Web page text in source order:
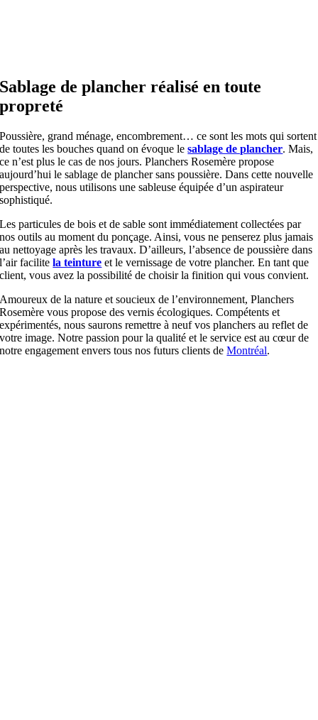
Sablage de plancher réalisé en toute
propreté
Poussière, grand ménage, encombrement… ce sont les mots qui sortent
de toutes les bouches quand on évoque lesablage de plancher. Mais,
ce n’est plus le cas de nos jours. Planchers Rosemère propose
aujourd’hui le sablage de plancher sans poussière. Dans cette nouvelle
perspective, nous utilisons une sableuse équipée d’un aspirateur
sophistiqué.
Les particules de bois et de sable sont immédiatement collectées par
nos outils au moment du ponçage. Ainsi, vous ne penserez plus jamais
au nettoyage après les travaux. D’ailleurs, l’absence de poussière dans
l’air facilitela teinture et le vernissage de votre plancher. En tant que
client, vous avez la possibilité de choisir la finition qui vous convient.
Amoureux de la nature et soucieux de l’environnement, Planchers
Rosemère vous propose des vernis écologiques. Compétents et
expérimentés, nous saurons remettre à neuf vos planchers au reflet de
votre image. Notre passion pour la qualité et le service est au cœur de
notre engagement envers tous nos futurs clients deMontréal.